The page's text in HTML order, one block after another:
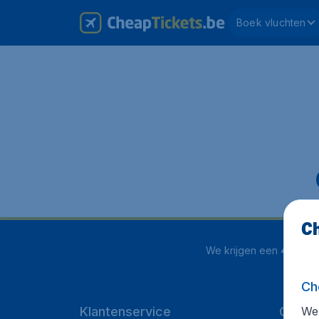
Boek vluchten
We krijgen een 4.1 uit 5
Klantenservice